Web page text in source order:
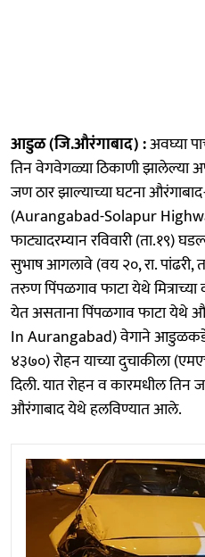
आडुळ (जि.औरंगाबाद) :अवघ्या
तिन वेगवेगळ्या ठिकाणी झालेल्या
जण ठार झाल्याच्या घटना औरंगाबाद-
(Aurangabad-Solapur
फाट्यादरम्यान रविवारी (ता.१९)
सुभाष आगलावे (वय २०, रा.
तरुण पिंपळगाव फाटा येथे
येत असताना पिंपळगाव फाटा येथे
In Aurangabad) वेगाने आडुळकडे
४३७०) रोहन याच्या दुचाकीला
दिली. यात रोहन व कारमधील
औरंगाबाद येथे हलविण्यात आले.